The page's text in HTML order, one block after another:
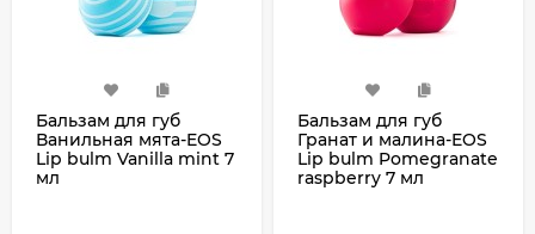
Бальзам для губ
Ванильная мята-EOS
Lip bulm Vanilla mint 7
мл
Бальзам для губ
Гранат и малина-EOS
Lip bulm Pomegranate
raspberry 7 мл